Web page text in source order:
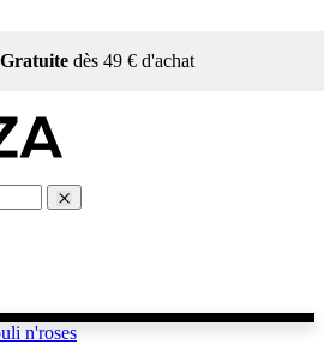
dès 49 € d'achat
n'roses